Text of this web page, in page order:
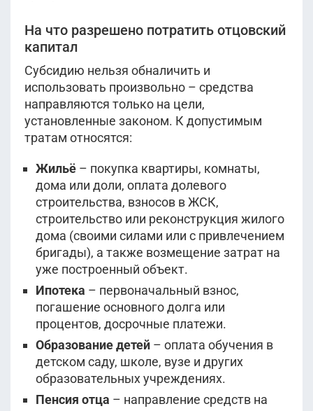
На что разрешено потратить отцовский
капитал
Субсидию нельзя обналичить и
использовать произвольно – средства
направляются только на цели,
установленные законом. К допустимым
тратам относятся:
Жильё – покупка квартиры, комнаты,
дома или доли, оплата долевого
строительства, взносов в ЖСК,
строительство или реконструкция жилого
дома (своими силами или с привлечением
бригады), а также возмещение затрат на
уже построенный объект.
Ипотека – первоначальный взнос,
погашение основного долга или
процентов, досрочные платежи.
Образование детей – оплата обучения в
детском саду, школе, вузе и других
образовательных учреждениях.
Пенсия отца – направление средств на